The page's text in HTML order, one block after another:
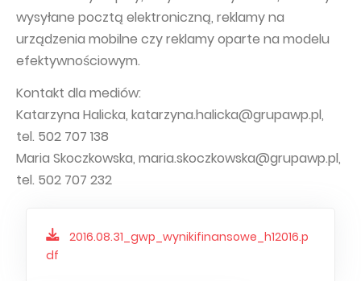
wysyłane pocztą elektroniczną, reklamy na
urządzenia mobilne czy reklamy oparte na modelu
efektywnościowym.
Kontakt dla mediów:
Katarzyna Halicka, katarzyna.halicka@grupawp.pl,
tel. 502 707 138
Maria Skoczkowska, maria.skoczkowska@grupawp.pl,
tel. 502 707 232
2016.08.31_gwp_wynikifinansowe_h12016.p
df